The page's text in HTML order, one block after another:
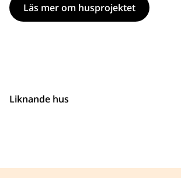
Läs mer om husprojektet
Liknande hus